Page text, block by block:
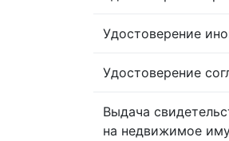
Удостоверение
Удостоверение
Выдача
на недвижимое